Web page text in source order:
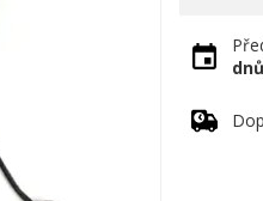
dnů